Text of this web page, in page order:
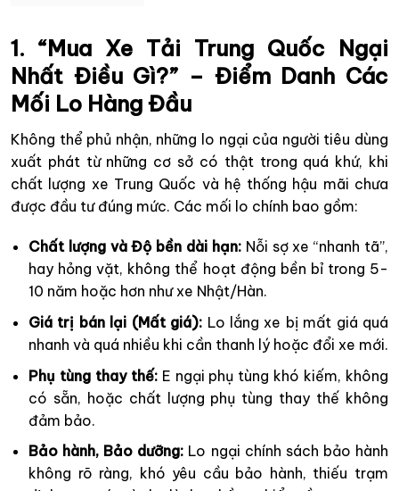
1. “Mua Xe Tải Trung Quốc Ngại
Nhất Điều Gì?” – Điểm Danh Các
Mối Lo Hàng Đầu
Không thể phủ nhận, những lo ngại của người tiêu dùng
xuất phát từ những cơ sở có thật trong quá khứ, khi
chất lượng xe Trung Quốc và hệ thống hậu mãi chưa
được đầu tư đúng mức. Các mối lo chính bao gồm:
Chất lượng và Độ bền dài hạn:Nỗi sợ xe “nhanh tã”,
hay hỏng vặt, không thể hoạt động bền bỉ trong 5-
10 năm hoặc hơn như xe Nhật/Hàn.
Giá trị bán lại (Mất giá): Lo lắng xe bị mất giá quá
nhanh và quá nhiều khi cần thanh lý hoặc đổi xe mới.
Phụ tùng thay thế:E ngại phụ tùng khó kiếm, không
có sẵn, hoặc chất lượng phụ tùng thay thế không
đảm bảo.
Bảo hành, Bảo dưỡng: Lo ngại chính sách bảo hành
không rõ ràng, khó yêu cầu bảo hành, thiếu trạm